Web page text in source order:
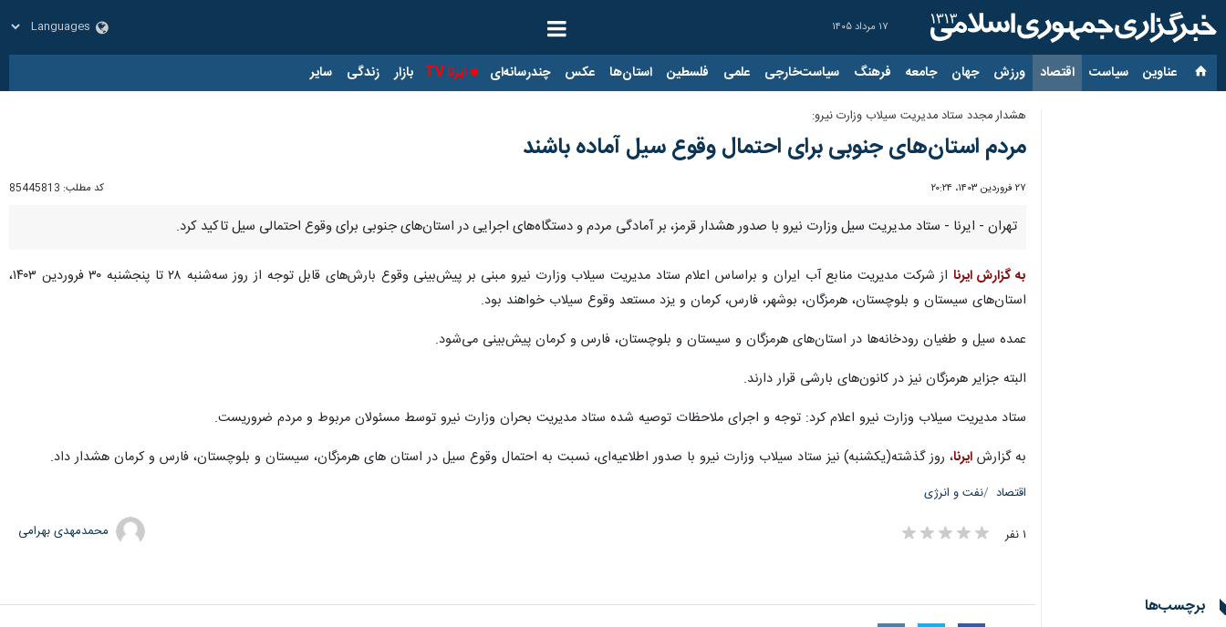
۱۷ مرداد ۱۴۰۵
عناوین‌ سیاست اقتصاد ورزش جهان جامعه فرهنگ سیاست‌خارجی علمی فلسطین استان‌ها عکس چندرسانه‌ای ایرنا TV بازار زندگی سایر
هشدار مجدد ستاد مدیریت سیلاب وزارت نیرو:
مردم استان‌های جنوبی برای احتمال وقوع سیل آماده باشند
۲۷ فروردین ۱۴۰۳، ۲۰:۲۴ کد مطلب: 85445813
تهران - ایرنا - ستاد مدیریت سیل وزارت نیرو با صدور هشدار قرمز، بر آمادگی مردم و دستگاه‌های اجرایی در استان‌های جنوبی برای وقوع احتمالی سیل تاکید کرد.
به گزارش ایرنا
از شرکت مدیریت منابع آب ایران و براساس اعلام ستاد مدیریت سیلاب وزارت نیرو مبنی بر پیش‌بینی وقوع بارش‌های قابل توجه از روز سه‌شنبه ۲۸ تا پنجشنبه ۳۰ فروردین ۱۴۰۳،
استان‌های سیستان و بلوچستان، هرمزگان، بوشهر، فارس، کرمان و یزد مستعد وقوع سیلاب خواهند بود.
عمده سیل و طغیان رودخانه‌ها در استان‌های هرمزگان و سیستان و بلوچستان، فارس و کرمان پیش‌بینی می‌شود.
البته جزایر هرمزگان نیز در کانون‌های بارشی قرار دارند.
ستاد مدیریت سیلاب وزارت نیرو اعلام کرد: توجه و اجرای ملاحظات توصیه شده ستاد مدیریت بحران وزارت نیرو توسط مسئولان مربوط و مردم ضروریست.
به گزارش ایرنا، روز گذشته(یکشنبه) نیز ستاد سیلاب وزارت نیرو با صدور اطلاعیه‌ای، نسبت به احتمال وقوع سیل در استان های هرمزگان، سیستان و بلوچستان، فارس و کرمان هشدار داد.
اقتصاد نفت و انرژی
۱ نفر محمدمهدی بهرامی
برچسب‌ها